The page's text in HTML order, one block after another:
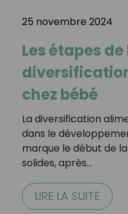
25 novembre 2024
Les étapes de
chez bébé
La diversification
dans le
marque le début de
solides, après…
LIRE LA SUITE